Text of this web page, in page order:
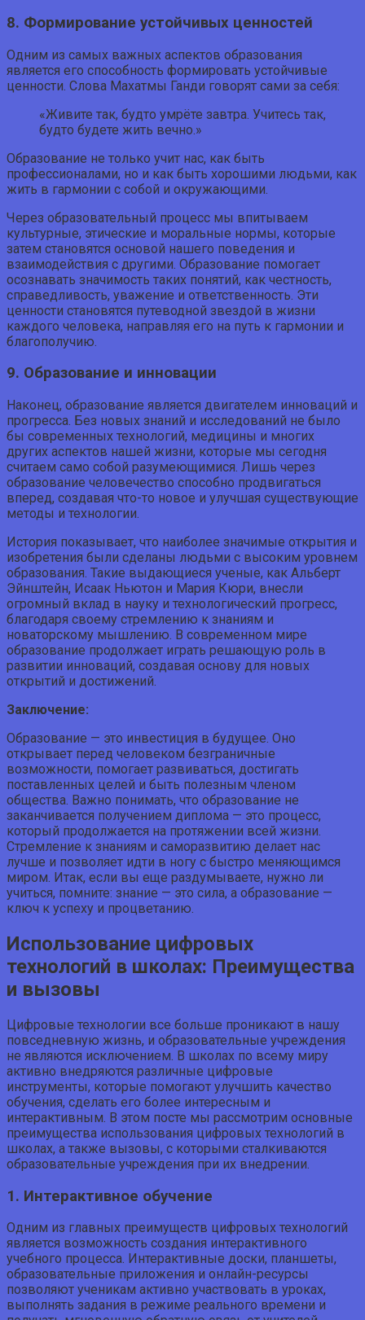
8. Формирование устойчивых ценностей
Одним из самых важных аспектов образования
является его способность формировать устойчивые
ценности. Слова Махатмы Ганди говорят сами за себя:
«Живите так, будто умрёте завтра. Учитесь так,
будто будете жить вечно.»
Образование не только учит нас, как быть
профессионалами, но и как быть хорошими людьми, как
жить в гармонии с собой и окружающими.
Через образовательный процесс мы впитываем
культурные, этические и моральные нормы, которые
затем становятся основой нашего поведения и
взаимодействия с другими. Образование помогает
осознавать значимость таких понятий, как честность,
справедливость, уважение и ответственность. Эти
ценности становятся путеводной звездой в жизни
каждого человека, направляя его на путь к гармонии и
благополучию.
9. Образование и инновации
Наконец, образование является двигателем инноваций и
прогресса. Без новых знаний и исследований не было
бы современных технологий, медицины и многих
других аспектов нашей жизни, которые мы сегодня
считаем само собой разумеющимися. Лишь через
образование человечество способно продвигаться
вперед, создавая что-то новое и улучшая существующие
методы и технологии.
История показывает, что наиболее значимые открытия и
изобретения были сделаны людьми с высоким уровнем
образования. Такие выдающиеся ученые, как Альберт
Эйнштейн, Исаак Ньютон и Мария Кюри, внесли
огромный вклад в науку и технологический прогресс,
благодаря своему стремлению к знаниям и
новаторскому мышлению. В современном мире
образование продолжает играть решающую роль в
развитии инноваций, создавая основу для новых
открытий и достижений.
Заключение:
Образование — это инвестиция в будущее. Оно
открывает перед человеком безграничные
возможности, помогает развиваться, достигать
поставленных целей и быть полезным членом
общества. Важно понимать, что образование не
заканчивается получением диплома — это процесс,
который продолжается на протяжении всей жизни.
Стремление к знаниям и саморазвитию делает нас
лучше и позволяет идти в ногу с быстро меняющимся
миром. Итак, если вы еще раздумываете, нужно ли
учиться, помните: знание — это сила, а образование —
ключ к успеху и процветанию.
Использование цифровых
технологий в школах: Преимущества
и вызовы
Цифровые технологии все больше проникают в нашу
повседневную жизнь, и образовательные учреждения
не являются исключением. В школах по всему миру
активно внедряются различные цифровые
инструменты, которые помогают улучшить качество
обучения, сделать его более интересным и
интерактивным. В этом посте мы рассмотрим основные
преимущества использования цифровых технологий в
школах, а также вызовы, с которыми сталкиваются
образовательные учреждения при их внедрении.
1. Интерактивное обучение
Одним из главных преимуществ цифровых технологий
является возможность создания интерактивного
учебного процесса. Интерактивные доски, планшеты,
образовательные приложения и онлайн-ресурсы
позволяют ученикам активно участвовать в уроках,
выполнять задания в режиме реального времени и